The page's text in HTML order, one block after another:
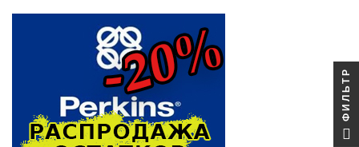
ФИЛЬТР